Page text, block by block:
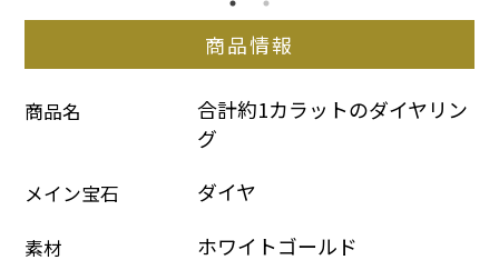
商品情報
商品名
合計約1カラットのダイヤリン
グ
メイン宝石 ダイヤ
素材 ホワイトゴールド